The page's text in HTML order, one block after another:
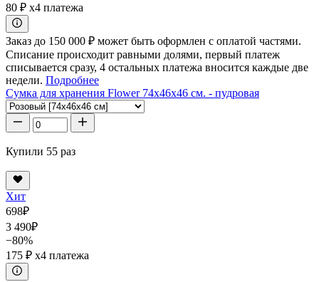
80 ₽ x4 платежа
Заказ до 150 000 ₽ может быть оформлен с оплатой частями.
Списание происходит равными долями, первый платеж
списывается сразу, 4 остальных платежа вносится каждые две
недели. Подробнее
Сумка для хранения Flower 74x46x46 см. - пудровая
Купили 55 раз
Хит
698₽
3 490₽
−80%
175 ₽ x4 платежа